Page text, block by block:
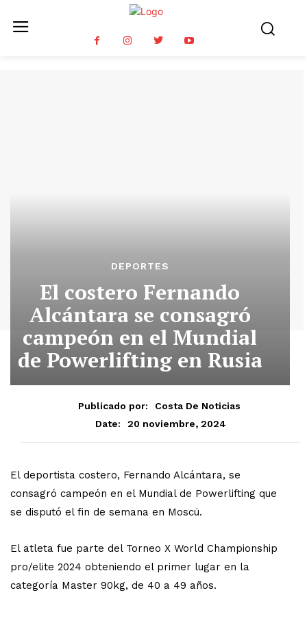
DEPORTES
El costero Fernando
Alcántara se consagró
campeón en el Mundial
de Powerlifting en Rusia
Publicado por:
Costa De Noticias
Date:
20 noviembre, 2024
El deportista costero, Fernando Alcántara, se
consagró campeón en el Mundial de Powerlifting que
se disputó el fin de semana en Moscú.
El atleta fue parte del Torneo X World Championship
pro/elite 2024 obteniendo el primer lugar en la
categoría Master 90kg, de 40 a 49 años.